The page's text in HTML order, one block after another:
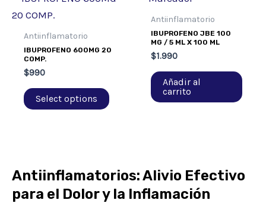
Antiinflamatorio
IBUPROFENO 600MG 20
COMP.
$990
Select options
Antiinflamatorio
IBUPROFENO JBE 100
MG / 5 ML X 100 ML
$1.990
Añadir al
carrito
Antiinflamatorios: Alivio Efectivo
para el Dolor y la Inflamación